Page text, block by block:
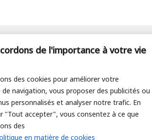
de l'importance à votre vie
des cookies pour améliorer votre
de navigation, vous proposer des publicités ou
personnalisés et analyser notre trafic. En
"Tout accepter", vous consentez à ce que
des
en matière de cookies
de nous
et Événements